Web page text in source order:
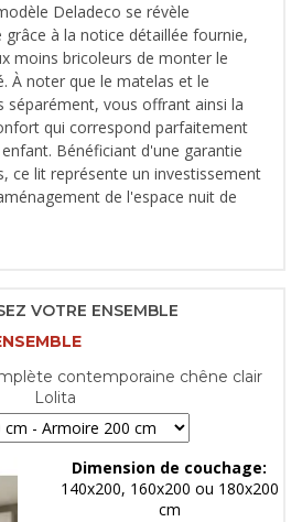
Deladeco se révèle
à la notice détaillée fournie,
moins bricoleurs de monter le
À noter que le matelas et le
séparément, vous offrant ainsi la
qui correspond parfaitement
Bénéficiant d'une garantie
ce lit représente un investissement
de l'espace nuit de
VOTRE ENSEMBLE
contemporaine chêne clair
Lolita
Dimension de couchage:
140x200, 160x200 ou 180x200
cm